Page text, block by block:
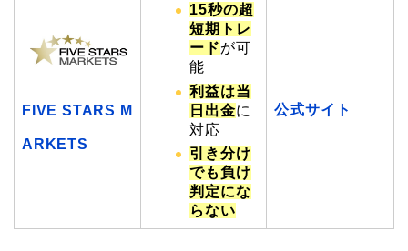
FIVE STARS M
ARKETS
15秒の超
短期トレ
ードが可
能
利益は当
日出金に
対応
引き分け
でも負け
判定にな
らない
公式サイト